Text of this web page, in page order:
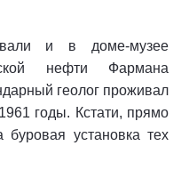
и в доме-музее
нефти Фармана
геолог проживал
годы. Кстати, прямо
установка тех